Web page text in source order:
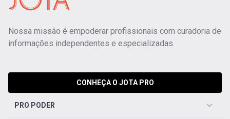
Nossa missão é empoderar profissionais com curadoria de
informações independentes e especializadas.
CONHEÇA O JOTA PRO
PRO PODER